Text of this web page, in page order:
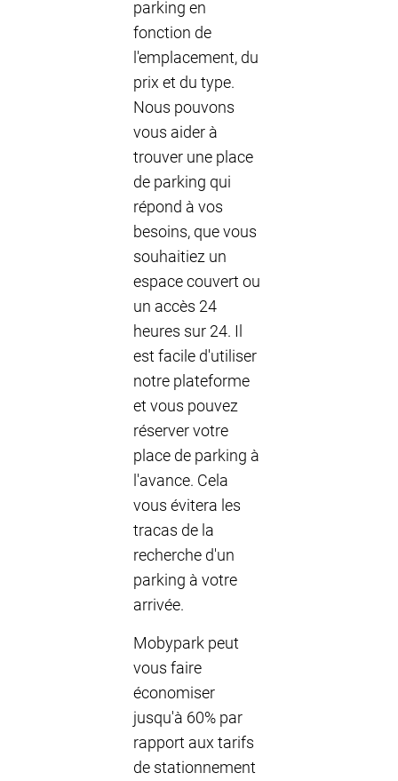
parking en
fonction de
l'emplacement, du
prix et du type.
Nous pouvons
vous aider à
trouver une place
de parking qui
répond à vos
besoins, que vous
souhaitiez un
espace couvert ou
un accès 24
heures sur 24. Il
est facile d'utiliser
notre plateforme
et vous pouvez
réserver votre
place de parking à
l'avance. Cela
vous évitera les
tracas de la
recherche d'un
parking à votre
arrivée.
Mobypark peut
vous faire
économiser
jusqu'à 60% par
rapport aux tarifs
de stationnement